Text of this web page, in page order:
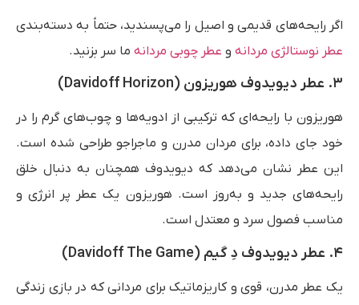
اگر رایحه‌های قدیمی و اصیل را می‌پسندید، حتماً به دسته‌بندی
عطر نوستالژی مردانه و عطر چوبی مردانه ما سر بزنید.
۳. عطر دیویدوف هوریزون (Davidoff Horizon)
هوریزون با رایحه‌ای که ترکیبی از ادویه‌ها و چوب‌های گرم را در
خود جای داده، برای مردان مدرن و ماجراجو طراحی شده است.
این عطر نشان می‌دهد که دیویدوف همچنان به دنبال خلق
رایحه‌های جدید و به‌روز است. هوریزون یک عطر پر انرژی و
مناسب فصول سرد و معتدل است.
۴. عطر دیویدوف دِ گیم (Davidoff The Game)
یک عطر مدرن، قوی و کاریزماتیک برای مردانی که در بازی زندگی